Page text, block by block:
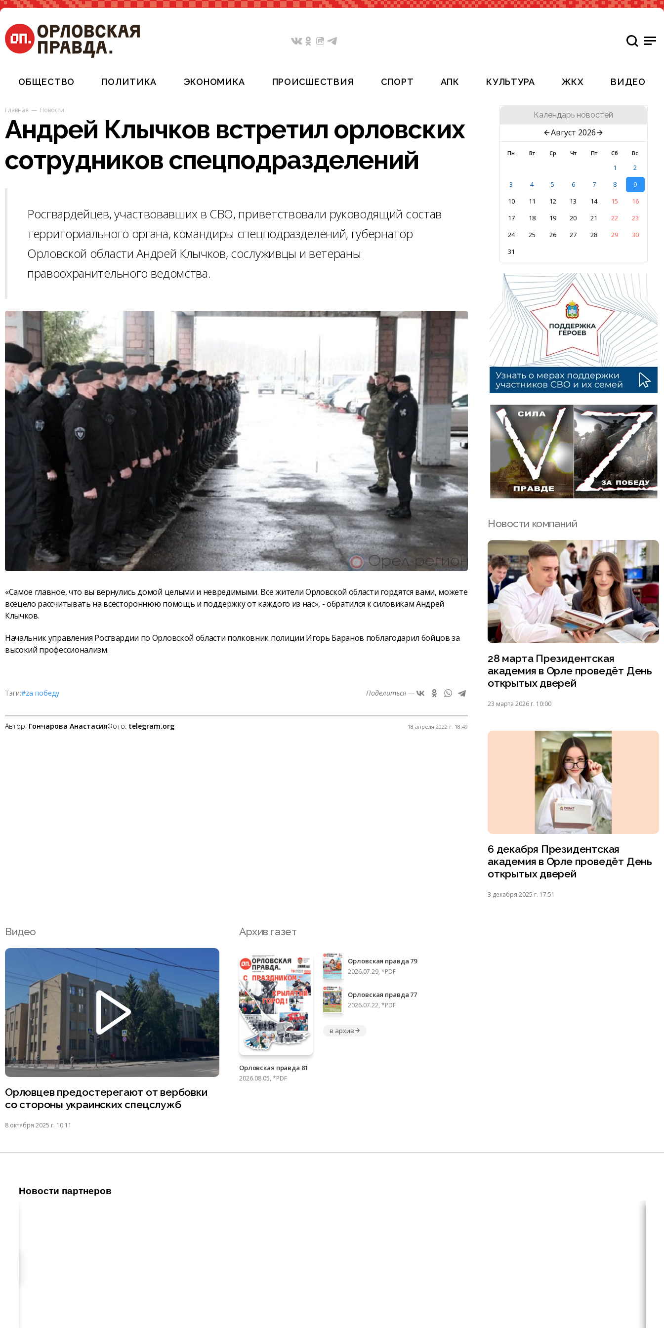
ОБЩЕСТВО ПОЛИТИКА ЭКОНОМИКА ПРОИСШЕСТВИЯ СПОРТ АПК КУЛЬТУРА ЖКХ ВИДЕО
Главная Новости
Андрей Клычков встретил орловских
сотрудников спецподразделений
Росгвардейцев, участвовавших в СВО, приветствовали руководящий состав
территориального органа, командиры спецподразделений, губернатор
Орловской области Андрей Клычков, сослуживцы и ветераны
правоохранительного ведомства.
«Самое главное, что вы вернулись домой целыми и невредимыми. Все жители Орловской области гордятся вами, можете
всецело рассчитывать на всестороннюю помощь и поддержку от каждого из нас», - обратился к силовикам Андрей
Клычков.
Начальник управления Росгвардии по Орловской области полковник полиции Игорь Баранов поблагодарил бойцов за
высокий профессионализм.
Тэги:#zа победу Поделиться —
Автор: Гончарова АнастасияФото: telegram.org 18 апреля 2022 г. 18:49
Календарь новостей
Август 2026
Пн Вт Ср Чт Пт Сб Вс
1
2
3
4 5 6 7 8
9
10
11 12 13 14 15
16
17
18 19 20 21 22
23
24
25 26 27 28 29
30
31
Новости компаний
28 марта Президентская
академия в Орле проведёт День
открытых дверей
23 марта 2026 г. 10:00
6 декабря Президентская
академия в Орле проведёт День
открытых дверей
3 декабря 2025 г. 17:51
Видео
Орловцев предостерегают от вербовки
со стороны украинских спецслужб
8 октября 2025 г. 10:11
Архив газет
Орловская правда 81
2026.08.05, *PDF
Орловская правда 79
2026.07.29, *PDF
Орловская правда 77
2026.07.22, *PDF
в архив
Новости партнеров